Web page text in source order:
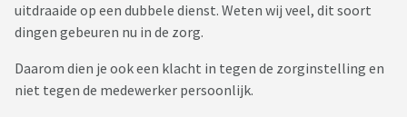
uitdraaide op een dubbele dienst. Weten wij veel, dit soort
dingen gebeuren nu in de zorg.
Daarom dien je ook een klacht in tegen de zorginstelling en
niet tegen de medewerker persoonlijk.